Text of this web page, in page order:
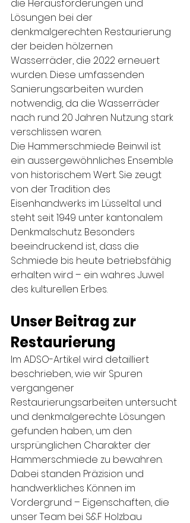
die Herausforderungen und
Lösungen bei der
denkmalgerechten Restaurierung
der beiden hölzernen
Wasserräder, die 2022 erneuert
wurden. Diese umfassenden
Sanierungsarbeiten wurden
notwendig, da die Wasserräder
nach rund 20 Jahren Nutzung stark
verschlissen waren.
Die Hammerschmiede Beinwil ist
ein aussergewöhnliches Ensemble
von historischem Wert. Sie zeugt
von der Tradition des
Eisenhandwerks im Lüsseltal und
steht seit 1949 unter kantonalem
Denkmalschutz. Besonders
beeindruckend ist, dass die
Schmiede bis heute betriebsfähig
erhalten wird – ein wahres Juwel
des kulturellen Erbes.
Unser Beitrag zur
Restaurierung
Im ADSO-Artikel wird detailliert
beschrieben, wie wir Spuren
vergangener
Restaurierungsarbeiten untersucht
und denkmalgerechte Lösungen
gefunden haben, um den
ursprünglichen Charakter der
Hammerschmiede zu bewahren.
Dabei standen Präzision und
handwerkliches Können im
Vordergrund – Eigenschaften, die
unser Team bei S&F Holzbau